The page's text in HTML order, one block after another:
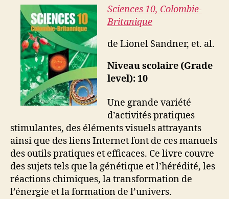
Sciences 10, Colombie-
Britanique
de Lionel Sandner, et. al.
Niveau scolaire (Grade
level): 10
Une grande variété
d’activités pratiques
stimulantes, des éléments visuels attrayants
ainsi que des liens Internet font de ces manuels
des outils pratiques et efficaces. Ce livre couvre
des sujets tels que la génétique et l’hérédité, les
réactions chimiques, la transformation de
l’énergie et la formation de l’univers.